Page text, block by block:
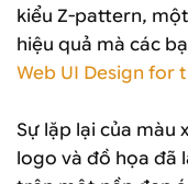
kiểu Z-pattern,
hiệu quả mà các
Web UI Design for
Sự lặp lại của màu
logo và đồ họa đã